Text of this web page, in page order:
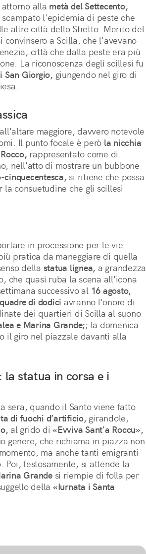
attorno alla metà del Settecento,
l'epidemia di peste che
altre città dello Stretto. Merito del
convinsero a Scilla, che l'avevano
città che dalla peste era più
La riconoscenza degli scillesi fu
San Giorgio, giungendo nel giro di
maggiore, davvero notevole
Il punto focale è però la nicchia
rappresentato come di
nell'atto di mostrare un bubbone
cinquecentesca, si ritiene che possa
consuetudine che gli scillesi
in processione per le vie
pratica da maneggiare di quella
della statua lignea, a grandezza
che quasi ruba la scena all'icona
successivo al 16 agosto,
di dodici avranno l'onore di
dei quartieri di Scilla al suono
e Marina Grande;; la domenica
il giro nel piazzale davanti alla
statua in corsa e i
sera, quando il Santo viene fatto
di fuochi d’artificio, girandole,
al grido di «Evviva Sant'a Roccu»,
genere, che richiama in piazza non
ma anche tanti emigranti
Poi, festosamente, si attende la
Grandesi riempie di folla per
della «Iurnata i Santa